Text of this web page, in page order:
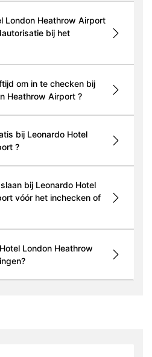
London Heathrow Airport
bij het
om in te checken bij
Heathrow Airport ?
bij Leonardo Hotel
?
bij Leonardo Hotel
of
London Heathrow